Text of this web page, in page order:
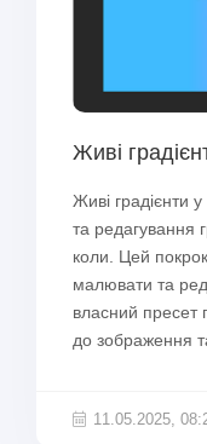
Живі
Живі градієнти
та редагування
коли. Цей
малювати та
власний пресет
до зображення
11.05.2025,